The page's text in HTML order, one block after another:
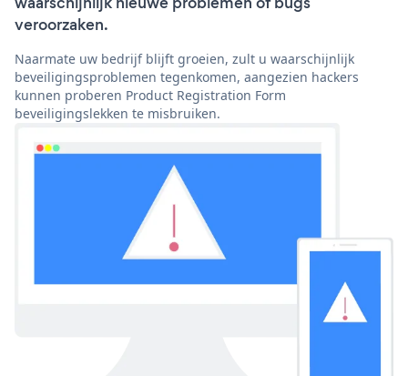
veroorzaken.
Naarmate uw bedrijf blijft groeien, zult u waarschijnlijk
beveiligingsproblemen tegenkomen, aangezien hackers
kunnen proberen Product Registration Form
beveiligingslekken te misbruiken.